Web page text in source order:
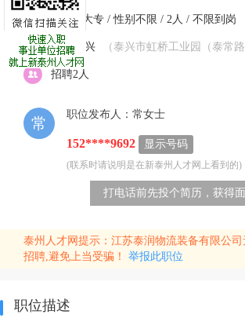
不限 / 大专 / 性别不限 / 2人 / 不限到岗
泰州-泰兴 （泰兴市虹桥工业园（泰常
招聘2人
常
职位发布人：常女士
152****9692 显示号码
(联系时请说明是在新泰州人才网上看到的)
打电话前先投个简历，获得
泰州人才网提示：江苏泰润物流装备有限公
招聘,避免上当受骗！ 举报此职位
职位描述